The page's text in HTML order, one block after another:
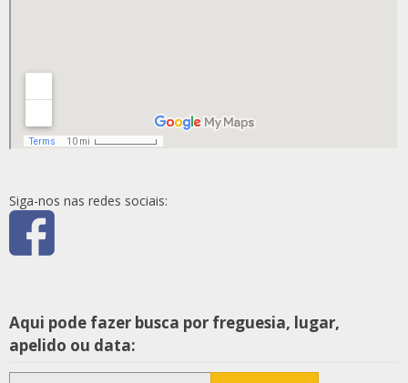
Siga-nos nas redes sociais:
Aqui pode fazer busca por freguesia, lugar,
apelido ou data: